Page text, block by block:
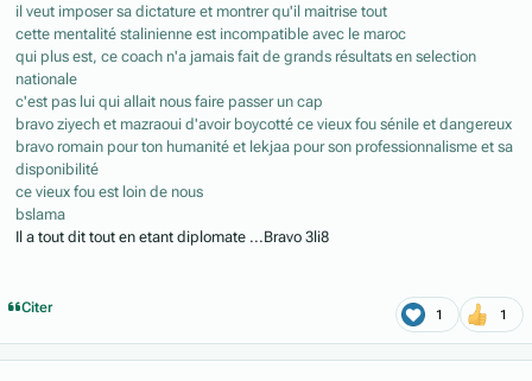
il veut imposer sa dictature et montrer qu'il maitrise tout
cette mentalité stalinienne est incompatible avec le maroc
qui plus est, ce coach n'a jamais fait de grands résultats en selection
nationale
c'est pas lui qui allait nous faire passer un cap
bravo ziyech et mazraoui d'avoir boycotté ce vieux fou sénile et dangereux
bravo romain pour ton humanité et lekjaa pour son professionnalisme et sa
disponibilité
ce vieux fou est loin de nous
bslama
Il a tout dit tout en etant diplomate ...Bravo 3li8
Citer 1 1